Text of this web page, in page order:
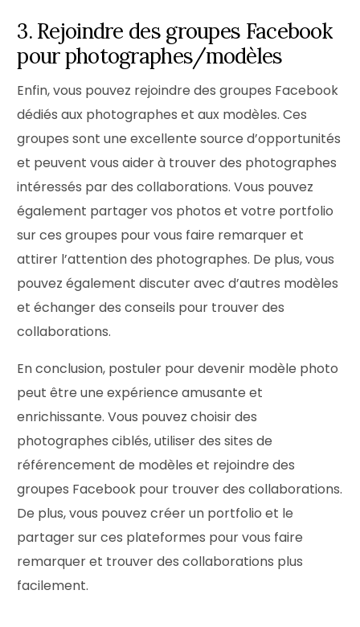
3. Rejoindre des groupes Facebook
pour photographes/modèles
Enfin, vous pouvez rejoindre des groupes Facebook
dédiés aux photographes et aux modèles. Ces
groupes sont une excellente source d’opportunités
et peuvent vous aider à trouver des photographes
intéressés par des collaborations. Vous pouvez
également partager vos photos et votre portfolio
sur ces groupes pour vous faire remarquer et
attirer l’attention des photographes. De plus, vous
pouvez également discuter avec d’autres modèles
et échanger des conseils pour trouver des
collaborations.
En conclusion, postuler pour devenir modèle photo
peut être une expérience amusante et
enrichissante. Vous pouvez choisir des
photographes ciblés, utiliser des sites de
référencement de modèles et rejoindre des
groupes Facebook pour trouver des collaborations.
De plus, vous pouvez créer un portfolio et le
partager sur ces plateformes pour vous faire
remarquer et trouver des collaborations plus
facilement.